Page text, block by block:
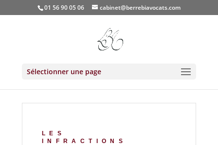
01 56 90 05 06 cabinet@berrebiavocats.com
Sélectionner une page
LES
INFRACTIONS